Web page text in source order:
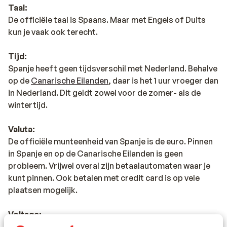
landinwaarts. Het prachtige dorpsplein Plaça de la Vila
is het middelpunt van dit gemoedelijke dorpje. Op
maandag is het er altijd erg leuk, want dan is er markt
zomermaanden worden er verschillende concerten
gegeven en eventuele optochten vertrekken vanaf dit
centrale plein. Onderneem ook de uitdagende klim naar
het kasteel van Montgrí, dat je vanuit Estartit al in volle
glorie kan bewonderen. Een leuk en actief
wat ouder zijn. Let op: in Estartit is geen reisleiding
Taal:
De officiële taal is Spaans. Maar met Engels of Duits
kun je vaak ook terecht.
Tijd:
Spanje heeft geen tijdsverschil met Nederland. Behalve
op de Canarische Eilanden, daar is het 1 uur vroeger dan
in Nederland. Dit geldt zowel voor de zomer- als de
wintertijd.
Valuta:
De officiële munteenheid van Spanje is de euro. Pinnen
in Spanje en op de Canarische Eilanden is geen
probleem. Vrijwel overal zijn betaalautomaten waar je
kunt pinnen. Ook betalen met credit card is op vele
plaatsen mogelijk.
Voltage: